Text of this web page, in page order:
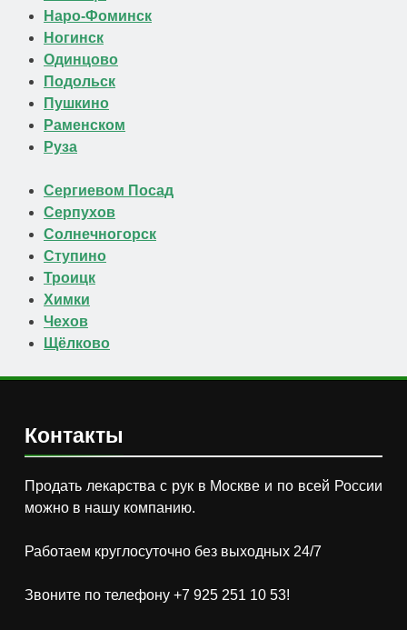
Наро-Фоминск
Ногинск
Одинцово
Подольск
Пушкино
Раменском
Руза
Сергиевом Посад
Серпухов
Солнечногорск
Ступино
Троицк
Химки
Чехов
Щёлково
Контакты
Продать лекарства с рук в Москве и по всей России
можно в нашу компанию.
Работаем круглосуточно без выходных 24/7
Звоните по телефону +7 925 251 10 53!